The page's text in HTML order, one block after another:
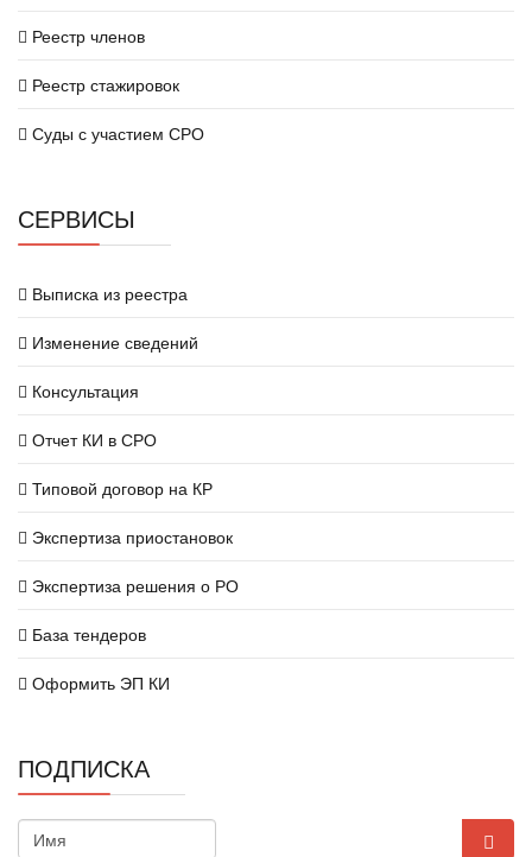
Реестр членов
Реестр стажировок
Суды с участием СРО
СЕРВИСЫ
Выписка из реестра
Изменение сведений
Консультация
Отчет КИ в СРО
Типовой договор на КР
Экспертиза приостановок
Экспертиза решения о РО
База тендеров
Оформить ЭП КИ
ПОДПИСКА